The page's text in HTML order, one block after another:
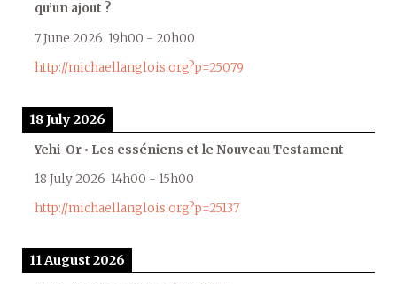
qu’un ajout ?
7 June 2026 19h00 - 20h00
http://michaellanglois.org?p=25079
18 July 2026
Yehi-Or • Les esséniens et le Nouveau Testament
18 July 2026 14h00 - 15h00
http://michaellanglois.org?p=25137
11 August 2026